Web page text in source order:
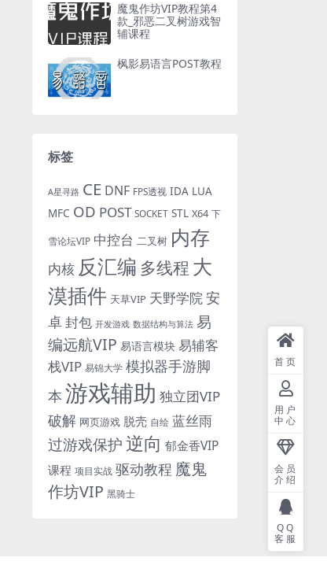
魔鬼作坊VIP教程第4
款_邪恶二叉树游戏智
辅课程
枫影易语言POST教程
标签
A星寻路 CE DNF FPS透视 IDA LUA
MFC OD POST SOCKET STL X64 下
雪论坛VIP 中控台 二叉树 内存
内核 反汇编 多线程 大
漠插件 天草VIP 天野学院安
卓封包 开发游戏 数据结构与算法 易
编远航VIP 易语言模块 易辅客
栈VIP 易锦大学 模拟器手游脚
本 游戏辅助 独立团VIP
破解 网页游戏 脱壳 自绘 蓝丝雨
过游戏保护逆向 郁金香VIP
课程 项目实战 驱动教程 魔鬼
作坊VIP 黑骑士
首页
用户
中心
会员
介绍
QQ
客服